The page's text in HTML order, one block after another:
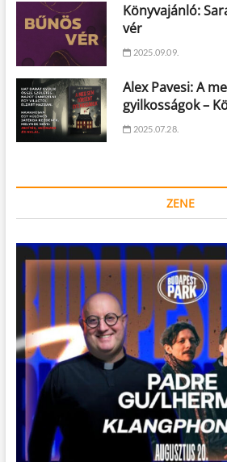
Könyvajánló:
vér
2025.09.09.
Alex Pavesi: A
gyilkosságok –
2025.07.28.
ZENE